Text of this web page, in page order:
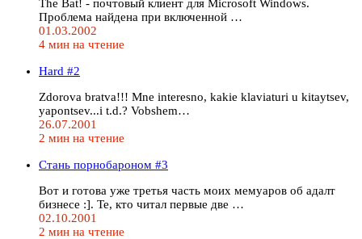
The Bat! - почтовый клиент для Microsoft Windows.
Проблема найдена при включенной …
01.03.2002
4 мин на чтение
Hard #2
Zdorova bratva!!! Mne interesno, kakie klaviaturi u kitaytsev,
yapontsev...i t.d.? Vobshem…
26.07.2001
2 мин на чтение
Стань порнобароном #3
Вот и готова уже третья часть моих мемуаров об адалт
бизнесе :]. Те, кто читал первые две …
02.10.2001
2 мин на чтение